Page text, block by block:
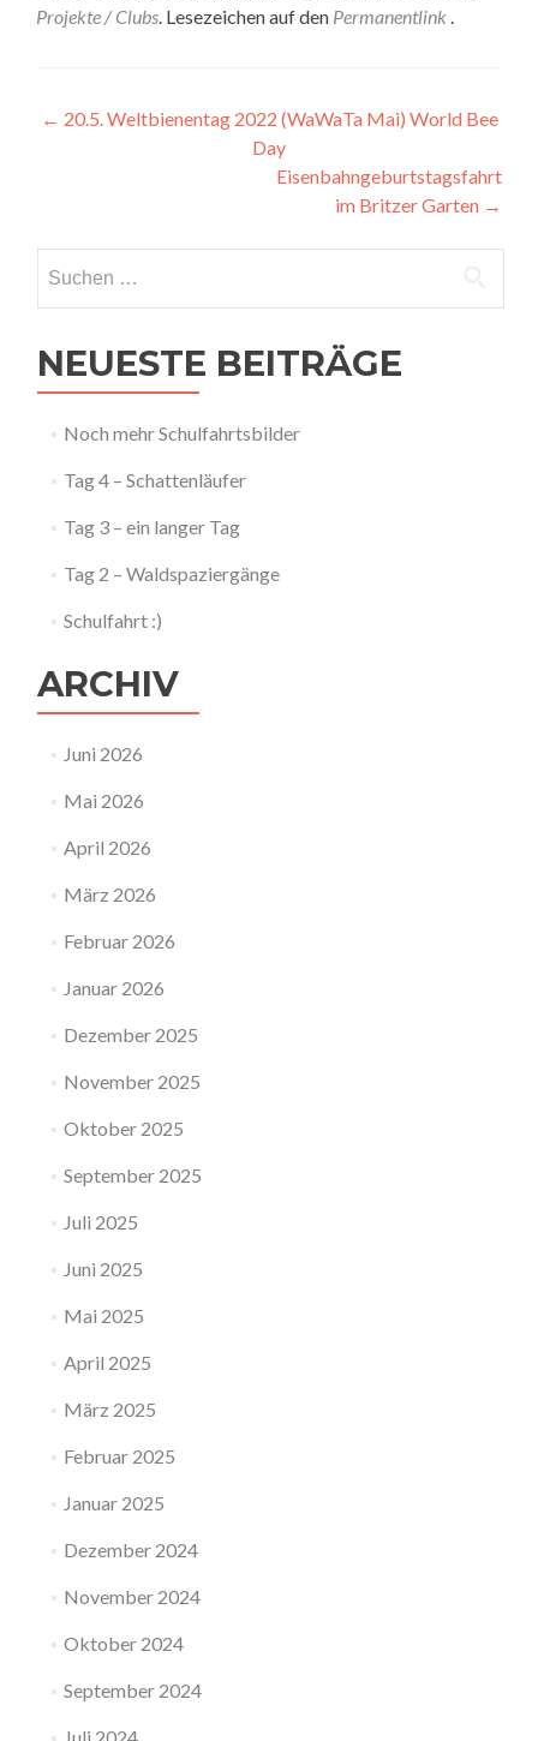
Projekte / Clubs. Lesezeichen auf den Permanentlink .
Artikel-
← 20.5. Weltbienentag 2022 (WaWaTa Mai) World Bee
Day
Eisenbahngeburtstagsfahrt
im Britzer Garten →
nach:
NEUESTE BEITRÄGE
Noch mehr Schulfahrtsbilder
Tag 4 – Schattenläufer
Tag 3 – ein langer Tag
Tag 2 – Waldspaziergänge
Schulfahrt :)
ARCHIV
Juni 2026
Mai 2026
April 2026
März 2026
Februar 2026
Januar 2026
Dezember 2025
November 2025
Oktober 2025
September 2025
Juli 2025
Juni 2025
Mai 2025
April 2025
März 2025
Februar 2025
Januar 2025
Dezember 2024
November 2024
Oktober 2024
September 2024